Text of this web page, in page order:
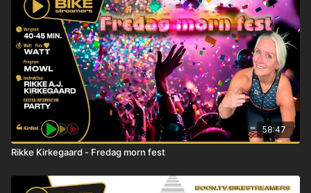
58:47
Rikke Kirkegaard - Fredag morn fest